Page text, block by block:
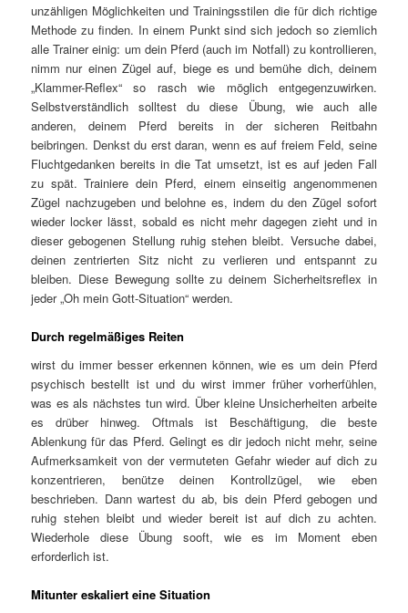
unzähligen Möglichkeiten und Trainingsstilen die für dich richtige
Methode zu finden. In einem Punkt sind sich jedoch so ziemlich
alle Trainer einig: um dein Pferd (auch im Notfall) zu kontrollieren,
nimm nur einen Zügel auf, biege es und bemühe dich, deinem
„Klammer-Reflex“ so rasch wie möglich entgegenzuwirken.
Selbstverständlich solltest du diese Übung, wie auch alle
anderen, deinem Pferd bereits in der sicheren Reitbahn
beibringen. Denkst du erst daran, wenn es auf freiem Feld, seine
Fluchtgedanken bereits in die Tat umsetzt, ist es auf jeden Fall
zu spät. Trainiere dein Pferd, einem einseitig angenommenen
Zügel nachzugeben und belohne es, indem du den Zügel sofort
wieder locker lässt, sobald es nicht mehr dagegen zieht und in
dieser gebogenen Stellung ruhig stehen bleibt. Versuche dabei,
deinen zentrierten Sitz nicht zu verlieren und entspannt zu
bleiben. Diese Bewegung sollte zu deinem Sicherheitsreflex in
jeder „Oh mein Gott-Situation“ werden.
Durch regelmäßiges Reiten
wirst du immer besser erkennen können, wie es um dein Pferd
psychisch bestellt ist und du wirst immer früher vorherfühlen,
was es als nächstes tun wird. Über kleine Unsicherheiten arbeite
es drüber hinweg. Oftmals ist Beschäftigung, die beste
Ablenkung für das Pferd. Gelingt es dir jedoch nicht mehr, seine
Aufmerksamkeit von der vermuteten Gefahr wieder auf dich zu
konzentrieren, benütze deinen Kontrollzügel, wie eben
beschrieben. Dann wartest du ab, bis dein Pferd gebogen und
ruhig stehen bleibt und wieder bereit ist auf dich zu achten.
Wiederhole diese Übung sooft, wie es im Moment eben
erforderlich ist.
Mitunter eskaliert eine Situation